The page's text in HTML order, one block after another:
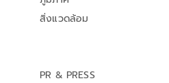
สิ่งแวดล้อม
PR & PRESS